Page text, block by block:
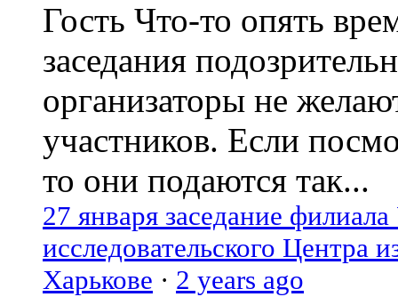
Гость Что-то опять
заседания
организаторы не
участников. Если
то они подаются так...
27 января заседание
исследовательского Центра
Харькове · 2 years ago